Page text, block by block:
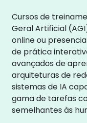
Cursos de
Geral Artificial
online ou
de prática
avançados de
arquiteturas de
sistemas de IA
gama de tarefas
semelhantes às